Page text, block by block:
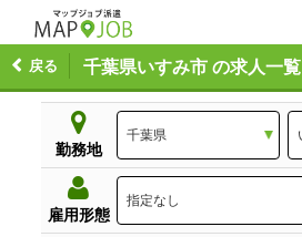
千葉県いすみ市 の求人一覧
戻る
勤務地
雇用形態